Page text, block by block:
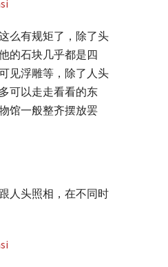
么有规矩了，除了头
的石块几乎都是四
见浮雕等，除了人头
可以走走看看的东
馆一般整齐摆放罢
人头照相，在不同时